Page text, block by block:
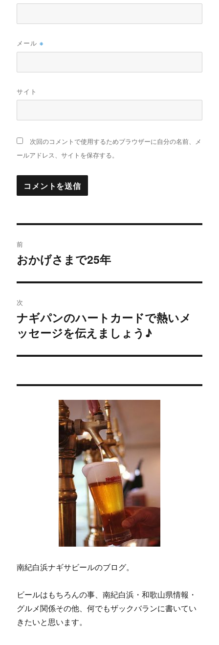
メール※
サイト
次回のコメントで使用するためブラウザーに自分の名前、メ
ールアドレス、サイトを保存する。
稿
ビ
ゲ
ー
シ
前
過
の
投
稿:
おかげさまで25年
次
次
の
稿:
ナギパンのハートカードで熱いメ
ッセージを伝えましょう♪
南紀白浜ナギサビールのブログ。
ビールはもちろんの事、南紀白浜・和歌山県情報・
グルメ関係その他、何でもザックバランに書いてい
きたいと思います。